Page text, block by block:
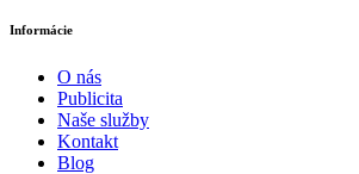
Informácie
O nás
Publicita
Naše služby
Kontakt
Blog